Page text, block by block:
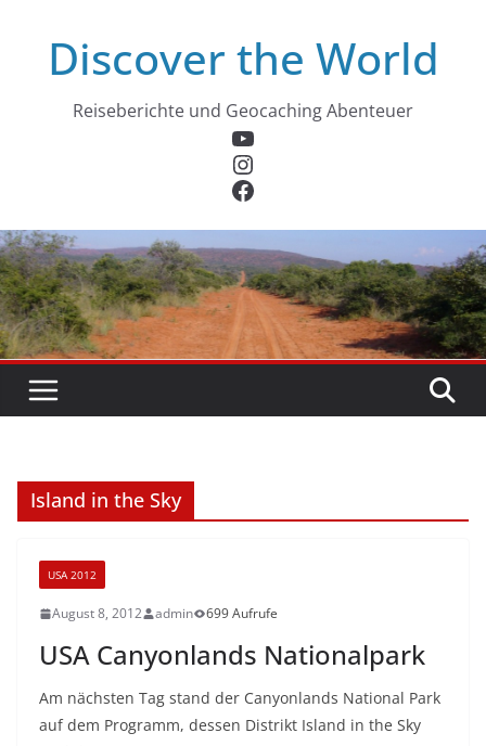
springenDiscover the World
Reiseberichte und Geocaching Abenteuer
YouTube
Instagram
Facebook
Island in the Sky
USA 2012
August 8, 2012 admin 699 Aufrufe
USA Canyonlands Nationalpark
Am nächsten Tag stand der Canyonlands National Park
auf dem Programm, dessen Distrikt Island in the Sky